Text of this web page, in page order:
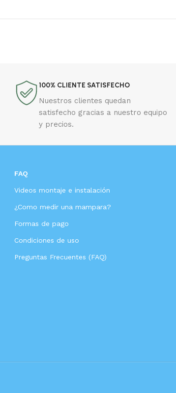
100% CLIENTE SATISFECHO
Nuestros clientes quedan
satisfecho gracias a nuestro equipo
y precios.
FAQ
Videos montaje e instalación
¿Como medir una mampara?
Formas de pago
Condiciones de uso
Preguntas Frecuentes (FAQ)